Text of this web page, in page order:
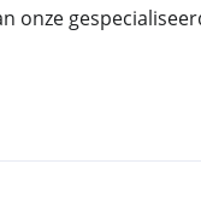
onze